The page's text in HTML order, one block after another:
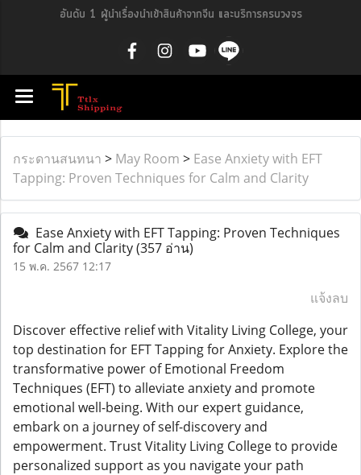
อันดับ 1 ผู้นำเรื่องนำเข้าสินค้าจากจีน และบริการครบวงจร
กระดานสนทนา > May Room > Ease Anxiety with EFT
Tapping: Proven Techniques for Calm and Clarity
Ease Anxiety with EFT Tapping: Proven Techniques
for Calm and Clarity(357 อ่าน)
15 พ.ค. 2567 12:17
แจ้งลบ
Discover effective relief with Vitality Living College, your
top destination for EFT Tapping for Anxiety. Explore the
transformative power of Emotional Freedom
Techniques (EFT) to alleviate anxiety and promote
emotional well-being. With our expert guidance,
embark on a journey of self-discovery and
empowerment. Trust Vitality Living College to provide
personalized support as you navigate your path